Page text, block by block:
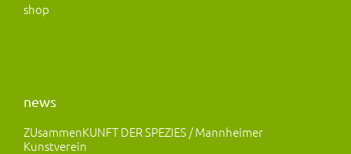
shop
news
ZUsammenKUNFT DER SPEZIES / Mannheimer
Kunstverein